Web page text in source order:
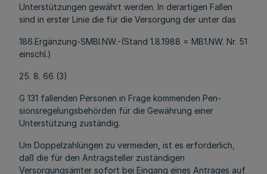
Unterstützungen gewährt werden. In derartigen Fallen
sind in erster Linie die für die Versorgung der unter das
186.Ergänzung-SMBl.NW.-(Stand 1.8.1988 = MB1.NW. Nr. 51
einschl.)
25. 8. 66 (3)
G 131 fallenden Personen in Frage kommenden Pen-
sionsregelungsbehörden für die Gewährung einer
Unterstützung zuständig.
Um Doppelzahlüngen zu vermeiden, ist es erforderlich,
daß die für den Antragsteller zuständigen
Versorgungsämter sofort bei Eingang eines Antrages auf